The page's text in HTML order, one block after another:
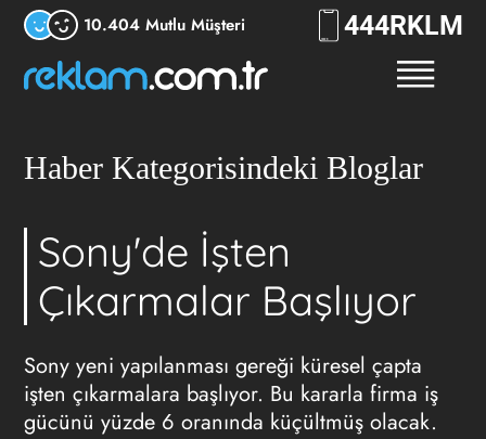
10.404 Mutlu Müşteri 444RKLM
Haber Kategorisindeki Bloglar
Sony'de İşten
Çıkarmalar Başlıyor
Sony yeni yapılanması gereği küresel çapta
işten çıkarmalara başlıyor. Bu kararla firma iş
gücünü yüzde 6 oranında küçültmüş olacak.